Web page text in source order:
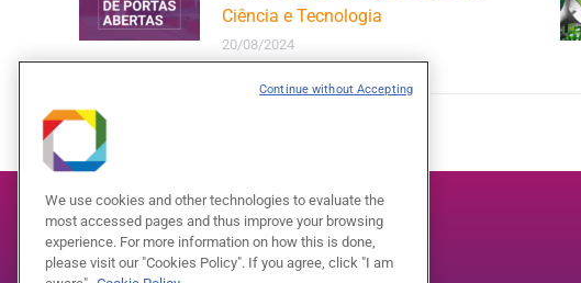
Ciência e Tecnologia
20/08/2024
We use cookies and other technologies to evaluate the
most accessed pages and thus improve your browsing
experience. For more information on how this is done,
please visit our "Cookies Policy". If you agree, click "I am
Continue without Accepting